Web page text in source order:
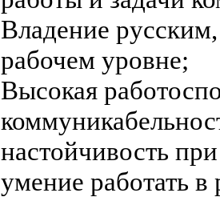
Владение
рабочем уровне;
Высокая
настойчивость
умение работать